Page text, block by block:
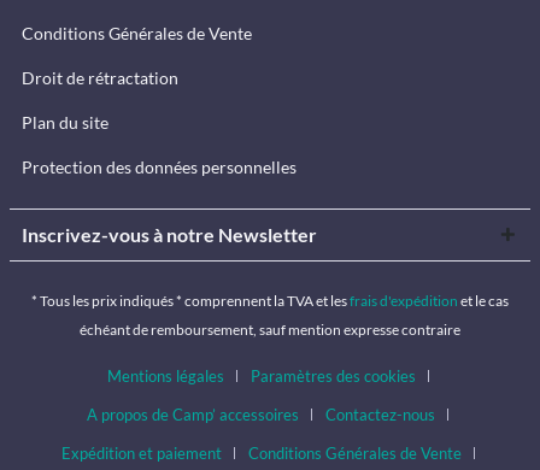
Conditions Générales de Vente
Droit de rétractation
Plan du site
Protection des données personnelles
Inscrivez-vous à notre Newsletter
* Tous les prix indiqués * comprennent la TVA et lesfrais d'expédition et le cas
échéant de remboursement, sauf mention expresse contraire
Mentions légales
Paramètres des cookies
A propos de Camp’ accessoires
Contactez-nous
Expédition et paiement
Conditions Générales de Vente